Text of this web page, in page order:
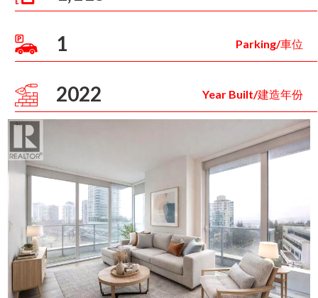
1 Parking/車位
2022 Year Built/建造年份